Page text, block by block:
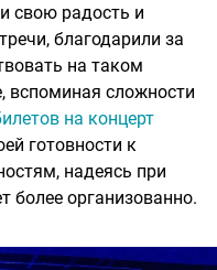
свою радость и
благодарили за
на таком
вспоминая сложности
на концерт
готовности к
надеясь при
более организованно.